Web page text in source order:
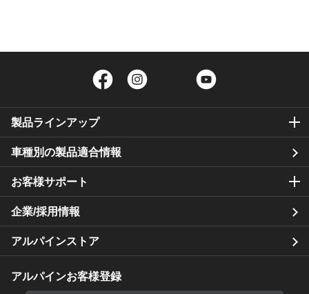
Facebook Twitter
製品ラインアップ
車種別の製品適合情報
お客様サポート
企業/採用情報
アルパインストア
アルパインお客様登録